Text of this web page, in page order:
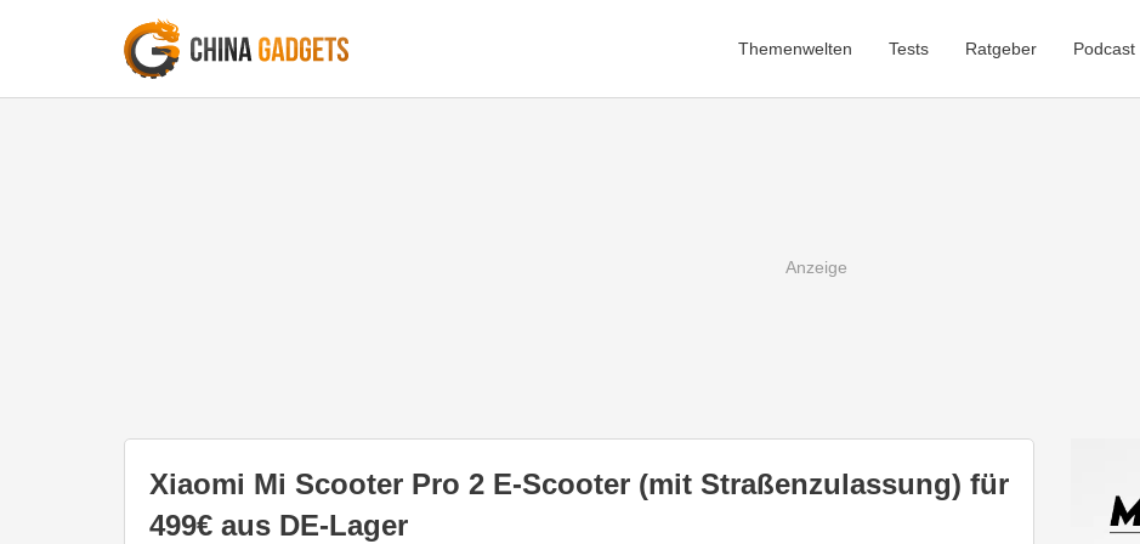
Themenwelten Tests Ratgeber Podcast
Xiaomi Mi Scooter Pro 2 E-Scooter (mit Straßenzulassung) für
499€ aus DE-Lager